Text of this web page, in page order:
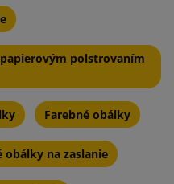
polstrovaním
Farebné obálky
obálky na zaslanie